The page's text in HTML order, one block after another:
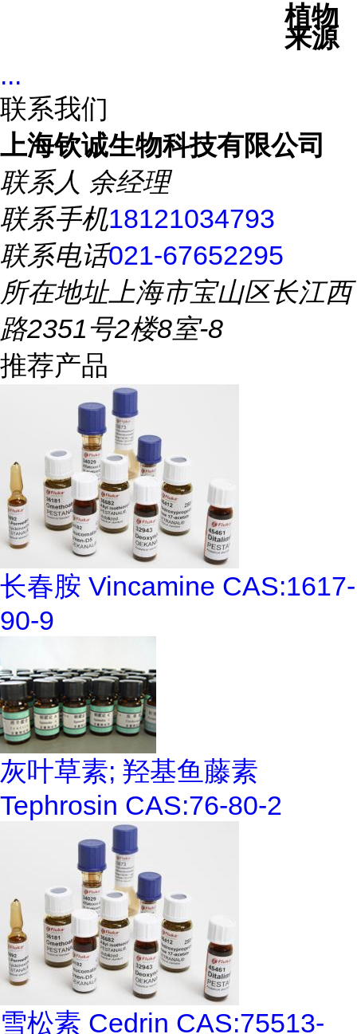
植物
来源
...
联系我们
上海钦诚生物科技有限公司
联系人 余经理
联系手机18121034793
联系电话021-67652295
所在地址上海市宝山区长江西
路2351号2楼8室-8
推荐产品
长春胺 Vincamine CAS:1617-
90-9
灰叶草素; 羟基鱼藤素
Tephrosin CAS:76-80-2
雪松素 Cedrin CAS:75513-